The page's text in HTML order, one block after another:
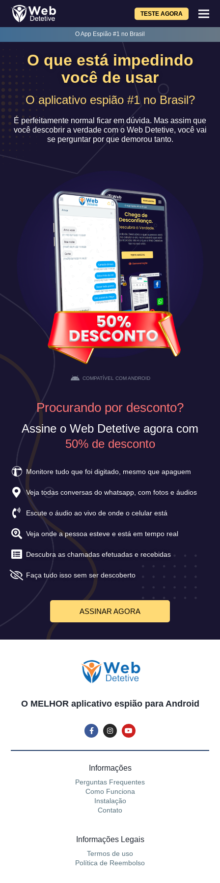
TESTE AGORA
O App Espião #1 no Brasil
O que está impedindo
você de usar
O aplicativo espião #1 no Brasil?
É perfeitamente normal ficar em dúvida. Mas assim que
você descobrir a verdade com o Web Detetive, você vai
se perguntar por que demorou tanto.
COMPATÍVEL COM ANDROID
Procurando por desconto?
Assine o Web Detetive agora com
50% de desconto
Monitore tudo que foi digitado, mesmo que apaguem
Veja todas conversas do whatsapp, com fotos e áudios
Escute o áudio ao vivo de onde o celular está
Veja onde a pessoa esteve e está em tempo real
Descubra as chamadas efetuadas e recebidas
Faça tudo isso sem ser descoberto
ASSINAR AGORA
O MELHOR aplicativo espião para Android
Informações
Perguntas Frequentes
Como Funciona
Instalação
Contato
Informações Legais
Termos de uso
Política de Reembolso